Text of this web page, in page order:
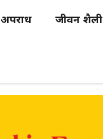
अपराध जीवन शैली